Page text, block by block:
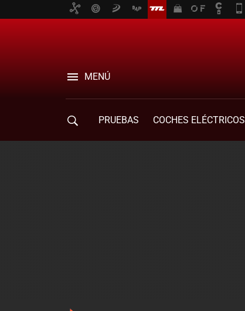
MENÚ
PRUEBAS COCHES ELÉCTRICOS